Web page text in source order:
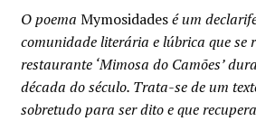
Torpor
Contactos
O poema Mymosidadesé um
comunidade literária e lúbrica que se
restaurante ‘Mimosa do Camões’
década do século. Trata-se de um
sobretudo para ser dito e que